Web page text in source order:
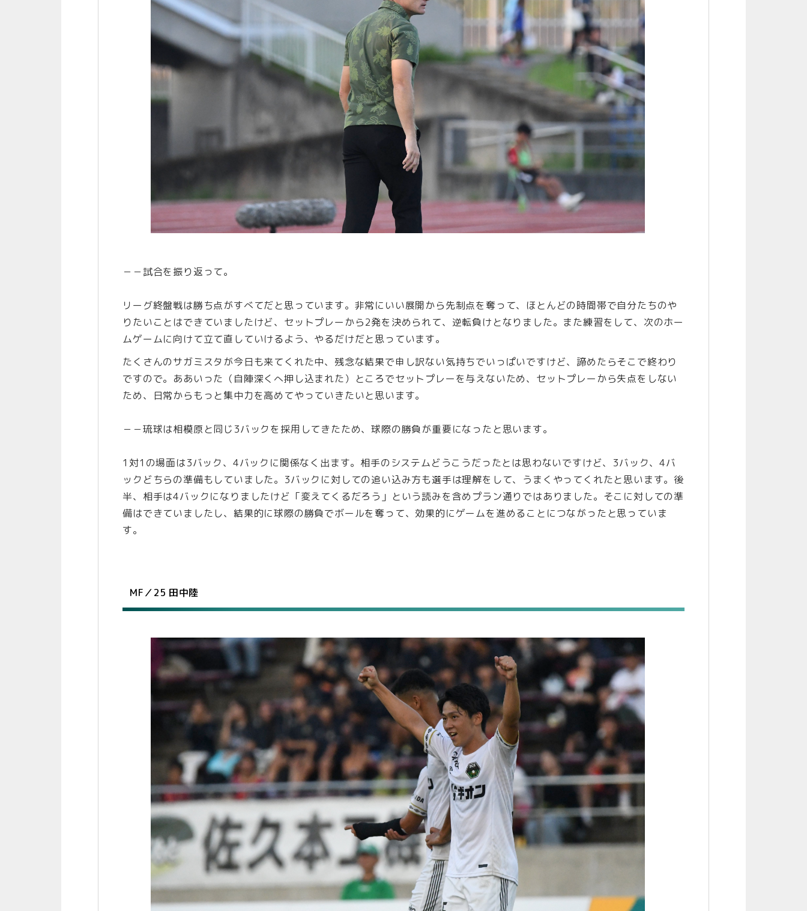
－－試合を振り返って。
リーグ終盤戦は勝ち点がすべてだと思っています。非常にいい展開から先制点を奪って、ほとんどの時間帯で自分たちのや
りたいことはできていましたけど、セットプレーから2発を決められて、逆転負けとなりました。また練習をして、次のホー
ムゲームに向けて立て直していけるよう、やるだけだと思っています。
たくさんのサガミスタが今日も来てくれた中、残念な結果で申し訳ない気持ちでいっぱいですけど、諦めたらそこで終わり
ですので。ああいった（自陣深くへ押し込まれた）ところでセットプレーを与えないため、セットプレーから失点をしない
ため、日常からもっと集中力を高めてやっていきたいと思います。
－－琉球は相模原と同じ3バックを採用してきたため、球際の勝負が重要になったと思います。
1対1の場面は3バック、4バックに関係なく出ます。相手のシステムどうこうだったとは思わないですけど、3バック、4バ
ックどちらの準備もしていました。3バックに対しての追い込み方も選手は理解をして、うまくやってくれたと思います。後
半、相手は4バックになりましたけど「変えてくるだろう」という読みを含めプラン通りではありました。そこに対しての準
備はできていましたし、結果的に球際の勝負でボールを奪って、効果的にゲームを進めることにつながったと思っていま
す。
MF／25 田中陸